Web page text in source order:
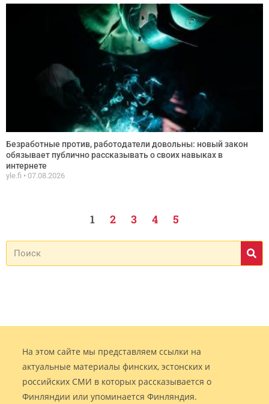
Безработные против, работодатели довольны: новый закон
обязывает публично рассказывать о своих навыках в
интернете
yle.fi 07.08.2026
1 2 3 4 5
На этом сайте мы представляем ссылки на
актуальные материалы финских, эстонских и
российских СМИ в которых рассказывается о
Финляндии или упоминается Финляндия.